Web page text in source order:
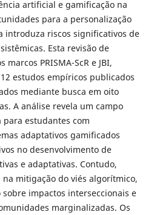
artificial e gamificação na
para a personalização
introduza riscos significativos de
Esta revisão de
PRISMA-ScR e JBI,
estudos empíricos publicados
mediante busca em oito
A análise revela um campo
estudantes com
adaptativos gamificados
no desenvolvimento de
e adaptativas. Contudo,
mitigação do viés algorítmico,
impactos interseccionais e
marginalizadas. Os